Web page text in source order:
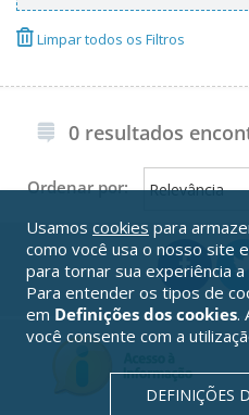
Limpar todos os Filtros
0 resultados
Ordenar por:
Usamos cookies para
como você usa o nosso site
para tornar sua experiência
Para entender os tipos de
em Definições dos cookies.
você consente com a
DEFINIÇÕES